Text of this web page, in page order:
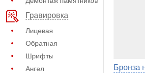
Гравировка
Лицевая
Обратная
Шрифты
Ангел
Бронза